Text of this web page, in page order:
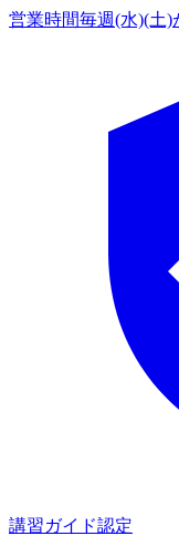
営業時間毎週(水)(土
講習ガイド認定